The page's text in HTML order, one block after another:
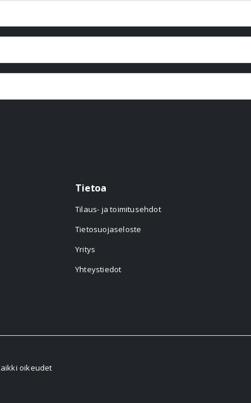
Tietoa
Tilaus- ja toimitusehdot
Tietosuojaseloste
Yritys
Yhteystiedot
oikeudet